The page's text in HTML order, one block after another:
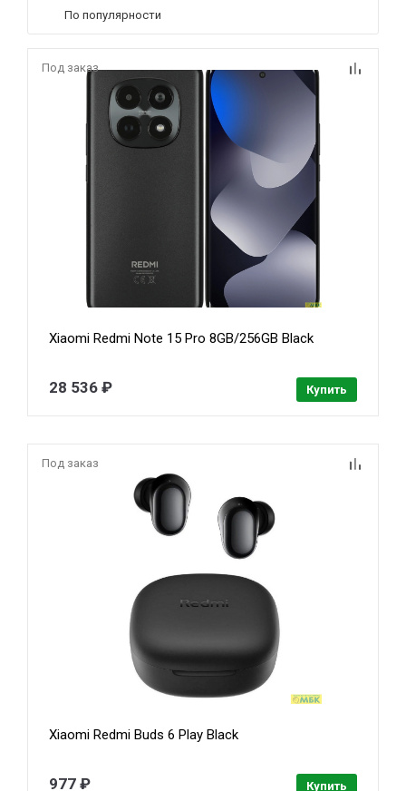
По популярности
Под заказ
Xiaomi Redmi Note 15 Pro 8GB/256GB Black
28 536 ₽ Купить
Под заказ
Xiaomi Redmi Buds 6 Play Black
977 ₽ Купить